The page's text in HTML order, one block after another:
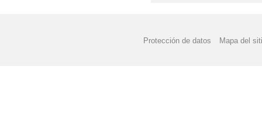
Protección de datos Mapa del